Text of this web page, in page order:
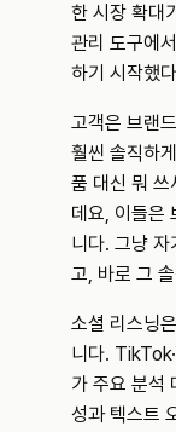
한 시장 확대
관리 도구에
하기 시작했
고객은 브랜
훨씬 솔직하
품 대신 뭐 쓰
데요, 이들은
니다. 그냥 자
고, 바로 그
소셜 리스닝
니다.
가 주요 분석
성과 텍스트